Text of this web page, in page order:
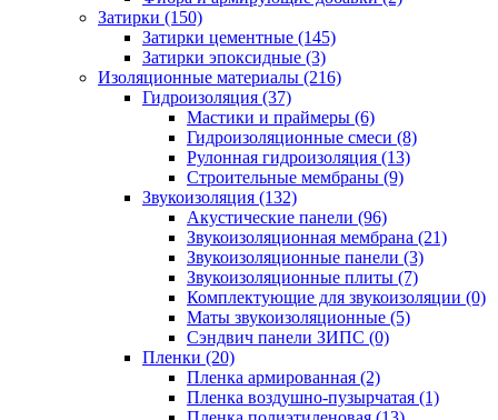
Затирки (150)
Затирки цементные (145)
Затирки эпоксидные (3)
Изоляционные материалы (216)
Гидроизоляция (37)
Мастики и праймеры (6)
Гидроизоляционные смеси (8)
Рулонная гидроизоляция (13)
Строительные мембраны (9)
Звукоизоляция (132)
Акустические панели (96)
Звукоизоляционная мембрана (21)
Звукоизоляционные панели (3)
Звукоизоляционные плиты (7)
Комплектующие для звукоизоляции (0)
Маты звукоизоляционные (5)
Сэндвич панели ЗИПС (0)
Пленки (20)
Пленка армированная (2)
Пленка воздушно-пузырчатая (1)